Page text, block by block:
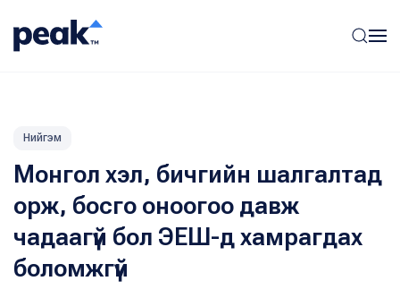
Нийгэм
Монгол хэл, бичгийн шалгалтад
орж, босго оноогоо давж
чадаагүй бол ЭЕШ-д хамрагдах
боломжгүй